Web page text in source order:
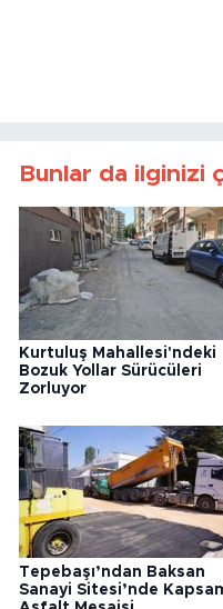
Bunlar da ilginizi
Kurtuluş Mahallesi'ndeki
Bozuk Yollar Sürücüleri
Zorluyor
Tepebaşı’ndan Baksan
Sanayi Sitesi’nde